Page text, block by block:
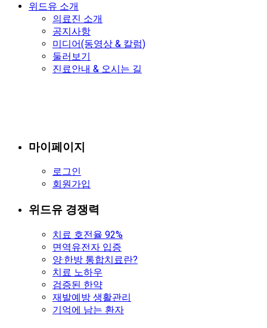
위드유 소개
의료진 소개
공지사항
미디어(동영상 & 칼럼)
둘러보기
진료안내 & 오시는 길
마이페이지
로그인
회원가입
위드유 경쟁력
치료 호전율 92%
면역유전자 입증
양·한방 통합치료란?
치료 노하우
검증된 한약
재발예방 생활관리
기억에 남는 환자